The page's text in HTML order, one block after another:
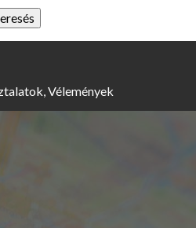
Vélemények